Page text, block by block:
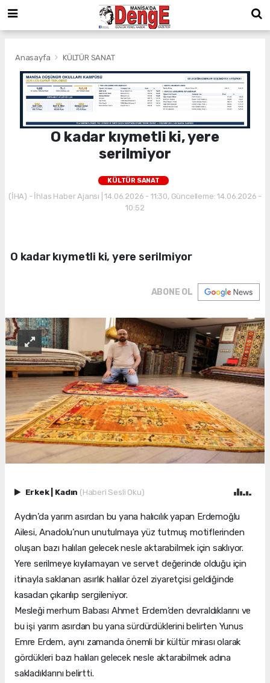
Anasayfa KÜLTÜR SANAT
O kadar kıymetli ki, yere
serilmiyor
KÜLTÜR SANAT
(İHA) - İhlas Haber Ajansı | 14.06.2026 - 11:30, Güncelleme: 14.06.2026 -
10:52
O kadar kıymetli ki, yere serilmiyor
ABONE OL
Erkek Kadın (Haberi Sesli Oku)
Aydın’da yarım asırdan bu yana halıcılık yapan Erdemoğlu
Ailesi, Anadolu’nun unutulmaya yüz tutmuş motiflerinden
oluşan bazı halıları gelecek nesle aktarabilmek için saklıyor.
Yere serilmeye kıyılamayan ve servet değerinde olduğu için
itinayla saklanan asırlık halılar özel ziyaretçisi geldiğinde
kasadan çıkarılıp sergileniyor.
Mesleği merhum Babası Ahmet Erdem’den devraldıklarını ve
bu işi yarım asırdan bu yana sürdürdüklerini belirten Yunus
Emre Erdem, aynı zamanda önemli bir kültür mirası olarak
gördükleri bazı halıları gelecek nesle aktarabilmek adına
sakladıklarını belirtti.